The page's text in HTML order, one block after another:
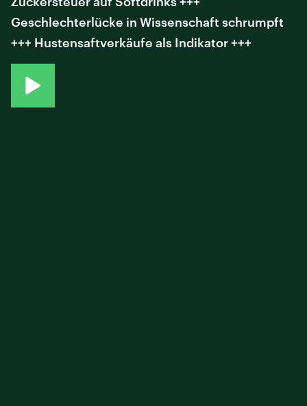
Geschlechterlücke in Wissenschaft schrumpft
+++ Hustensaftverkäufe als Indikator +++